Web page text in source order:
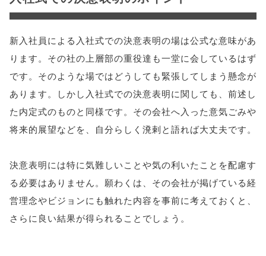
新入社員による入社式での決意表明の場は公式な意味があ
ります。その社の上層部の重役達も一堂に会しているはず
です。そのような場ではどうしても緊張してしまう懸念が
あります。しかし入社式での決意表明に関しても、前述し
た内定式のものと同様です。その会社へ入った意気ごみや
将来的展望などを、自分らしく溌剌と語れば大丈夫です。
決意表明には特に気難しいことや気の利いたことを配慮す
る必要はありません。願わくは、その会社が掲げている経
営理念やビジョンにも触れた内容を事前に考えておくと、
さらに良い結果が得られることでしょう。